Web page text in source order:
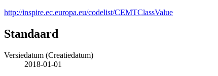
http://inspire.ec.europa.eu/codelist/CEMTClassValue
Standaard
Versiedatum (Creatiedatum)
2018-01-01